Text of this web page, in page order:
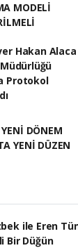
MODELİ
Hakan
Müdürlüğü
Protokol
DÖNEM
YENİ DÜZEN
ile Eren
Bir Düğün